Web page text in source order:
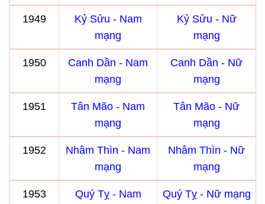
1949
Kỷ Sửu - Nam
mạng
Kỷ Sửu - Nữ
mạng
1950
Canh Dần - Nam
mạng
Canh Dần - Nữ
mạng
1951
Tân Mão - Nam
mạng
Tân Mão - Nữ
mạng
1952
Nhâm Thìn - Nam
mạng
Nhâm Thìn - Nữ
mạng
1953
Quý Tỵ - Nam
Quý Tỵ - Nữ mạng